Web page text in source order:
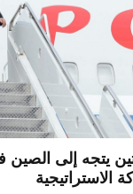
يتجه إلى
الاستراتيجية